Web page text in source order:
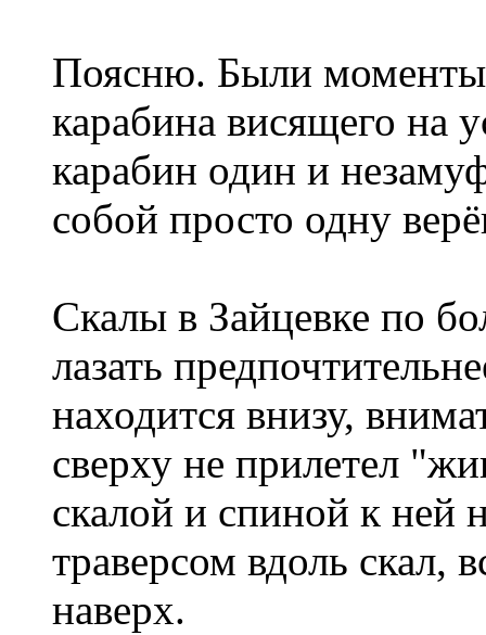
Поясню. Были моменты,
карабина висящего на
карабин один и
собой просто одну
Скалы в Зайцевке по
лазать
находится внизу,
сверху не прилетел
скалой и спиной к ней
траверсом вдоль скал,
наверх.